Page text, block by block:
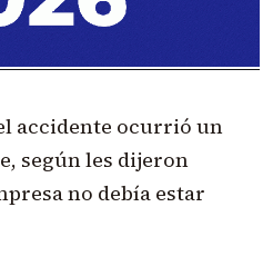
accidente ocurrió un
según les dijeron
no debía estar